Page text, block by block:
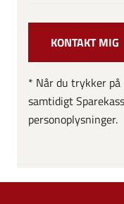
* Når du trykker
samtidigt
personoplysninger.